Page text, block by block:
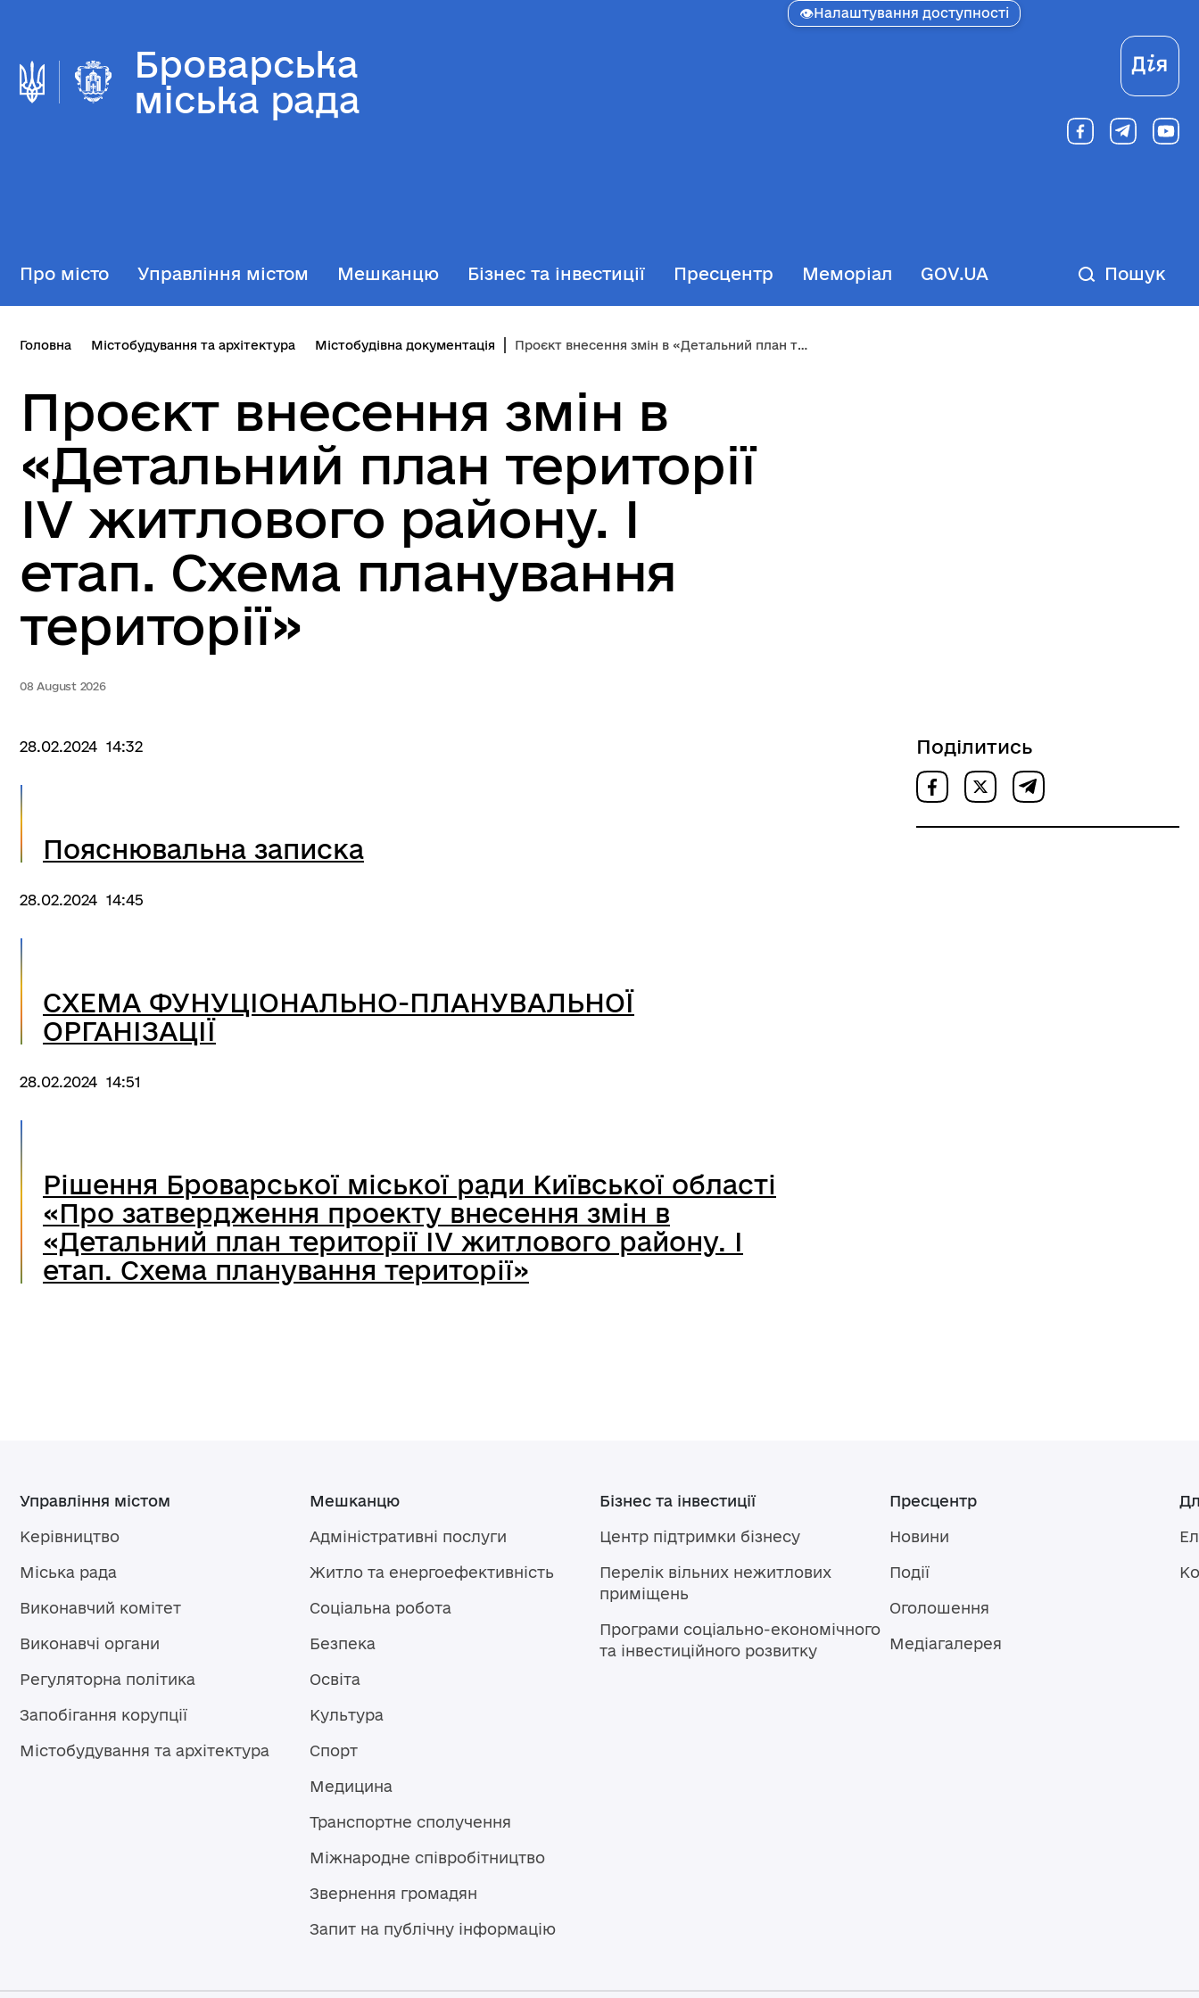
Броварська
міська рада
👁Налаштування доступності
Про місто Управління містом Мешканцю Бізнес та інвестиції Пресцентр Меморіал GOV.UA Пошук
Головна Містобудування та архітектура Містобудівна документація Проєкт внесення змін в «Детальний план території IV житлового району. I етап. Схема планування території»
Проєкт внесення змін в
«Детальний план території
IV житлового району. I
етап. Схема планування
території»
08 August 2026
28.02.2024 14:32
Пояснювальна записка
28.02.2024 14:45
СХЕМА ФУНУЦІОНАЛЬНО-ПЛАНУВАЛЬНОЇ
ОРГАНІЗАЦІЇ
28.02.2024 14:51
Рішення Броварської міської ради Київської області
«Про затвердження проекту внесення змін в
«Детальний план території IV житлового району. I
етап. Схема планування території»
Поділитись
Управління містом
Керівництво
Міська рада
Виконавчий комітет
Виконавчі органи
Регуляторна політика
Запобігання корупції
Містобудування та архітектура
Мешканцю
Адміністративні послуги
Житло та енергоефективність
Соціальна робота
Безпека
Освіта
Культура
Спорт
Медицина
Транспортне сполучення
Міжнародне співробітництво
Звернення громадян
Запит на публічну інформацію
Бізнес та інвестиції
Центр підтримки бізнесу
Перелік вільних нежитлових
приміщень
Програми соціально-економічного
та інвестиційного розвитку
Пресцентр
Новини
Події
Оголошення
Медіагалерея